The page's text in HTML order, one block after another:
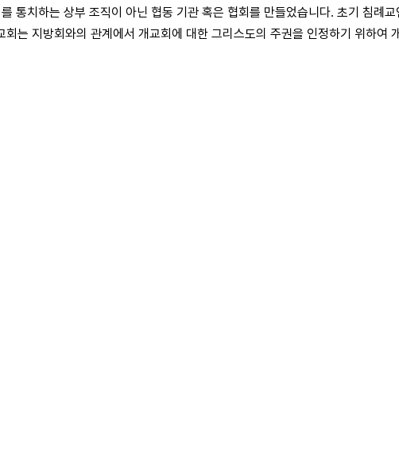
통치하는 상부 조직이 아닌 협동 기관 혹은 협회를 만들었습니다.초기 침례
회는 지방회와의 관계에서 개교회에 대한 그리스도의 주권을 인정하기 위하여